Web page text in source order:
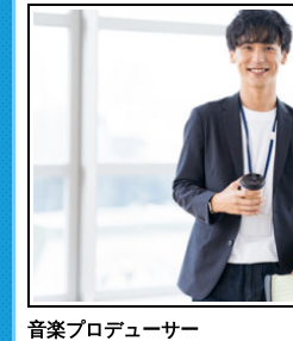
音楽プロデューサー